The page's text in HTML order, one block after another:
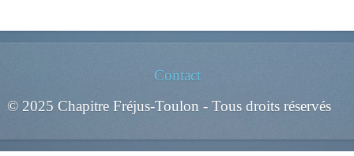
Contact
© 2025 Chapitre Fréjus-Toulon - Tous droits réservés